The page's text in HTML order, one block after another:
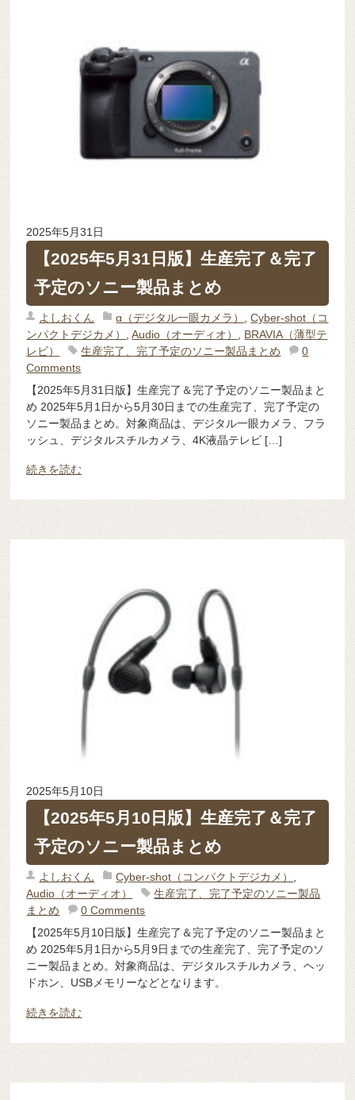
2025年5月31日
【2025年5月31日版】生産完了＆完了
予定のソニー製品まとめ
よしおくん α（デジタル一眼カメラ） ,Cyber-shot（コ
ンパクトデジカメ）
,Audio（オーディオ）
BRAVIA（薄型テ
レビ）
生産完了、完了予定のソニー製品まとめ
0
Comments
【2025年5月31日版】生産完了＆完了予定のソニー製品まと
め 2025年5月1日から5月30日までの生産完了、完了予定の
ソニー製品まとめ。対象商品は、デジタル一眼カメラ、フラ
ッシュ、デジタルスチルカメラ、4K液晶テレビ […]
続きを読む
2025年5月10日
【2025年5月10日版】生産完了＆完了
予定のソニー製品まとめ
よしおくん Cyber-shot（コンパクトデジカメ）
Audio（オーディオ）
生産完了、完了予定のソニー製品
まとめ
0 Comments
【2025年5月10日版】生産完了＆完了予定のソニー製品まと
め 2025年5月1日から5月9日までの生産完了、完了予定のソ
ニー製品まとめ。対象商品は、デジタルスチルカメラ、ヘッ
ドホン、USBメモリーなどとなります。
続きを読む